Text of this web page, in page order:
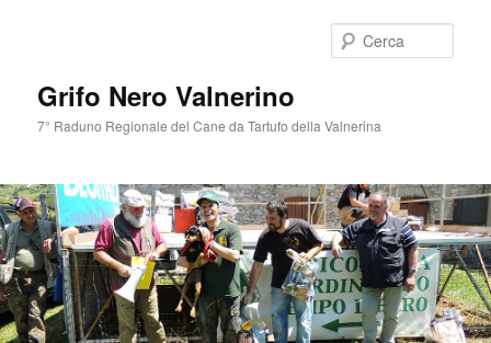
Grifo Nero Valnerino
7° Raduno Regionale del Cane da Tartufo della Valnerina